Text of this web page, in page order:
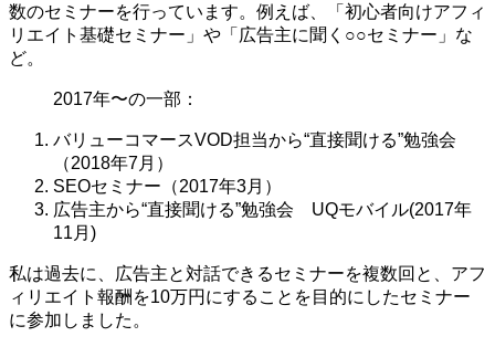
数のセミナーを行っています。例えば、「初心者向けアフィ
リエイト基礎セミナー」や「広告主に聞く○○セミナー」な
ど。
2017年〜の一部：
バリューコマースVOD担当から“直接聞ける”勉強会
（2018年7月）
SEOセミナー（2017年3月）
広告主から“直接聞ける”勉強会 UQモバイル(2017年
11月)
私は過去に、広告主と対話できるセミナーを複数回と、アフ
ィリエイト報酬を10万円にすることを目的にしたセミナー
に参加しました。